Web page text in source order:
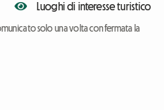
Luoghi di interesse turistico
solo una volta confermata la